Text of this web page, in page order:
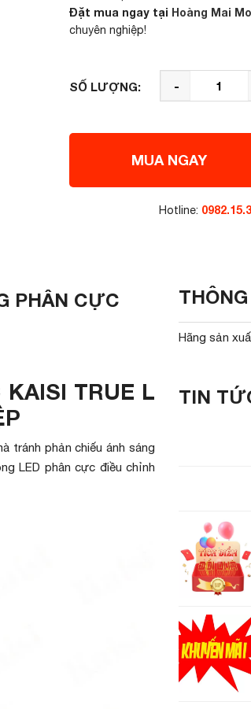
Đặt mua ngay tại Hoàng Mai
chuyên nghiệp!
SỐ LƯỢNG: -
MUA NGAY
Hotline:
PHÂN CỰC
TRUE L
tránh phản chiếu ánh sáng
LED phân cực điều chỉnh
Hãng sản
TIN